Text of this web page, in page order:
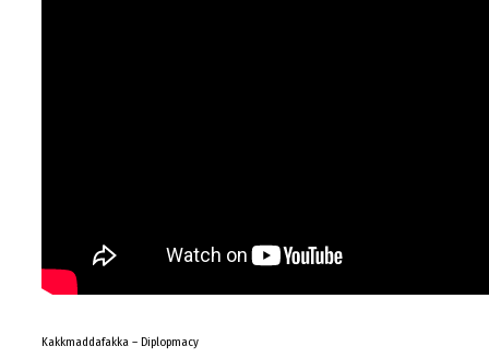
Kakkmaddafakka – Diplopmacy